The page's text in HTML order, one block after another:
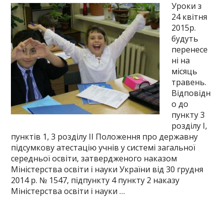
Уроки з
24 квітня
2015р.
будуть
перенесе
ні на
місяць
травень.
Відповідн
о до
пункту 3
розділу І,
пунктів 1, 3 розділу II Положення про державну
підсумкову атестацію учнів у системі загальної
середньої освіти, затвердженого наказом
Міністерства освіти і науки України від 30 грудня
2014 р. № 1547, підпункту 4 пункту 2 наказу
Міністерства освіти і науки …